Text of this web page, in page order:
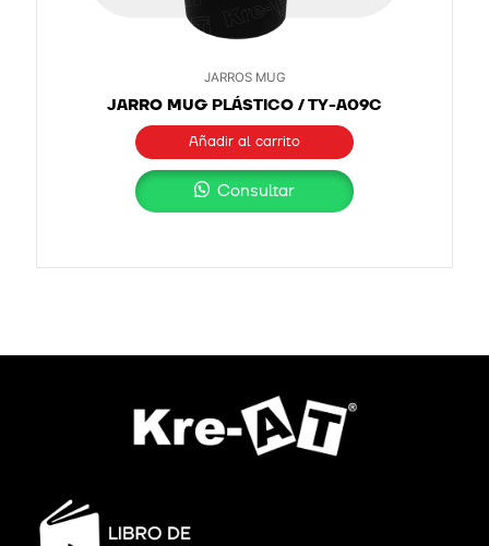
JARROS MUG
JARRO MUG PLÁSTICO / TY-A09C
Añadir al carrito
Consultar